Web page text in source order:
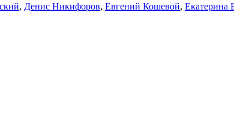
, Денис Никифоров, Евгений Кошевой, Екатерина